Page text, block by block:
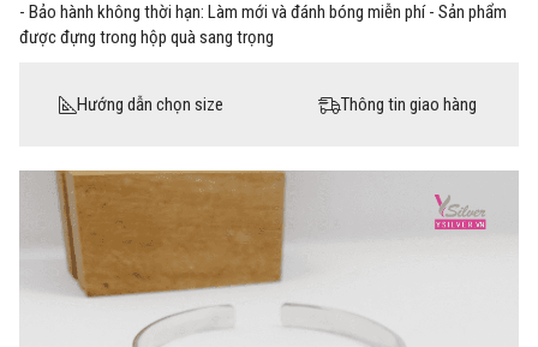
- Bảo hành không thời hạn: Làm mới và đánh bóng miễn phí - Sản phẩm
được đựng trong hộp quà sang trọng
Hướng dẫn chọn size Thông tin giao hàng